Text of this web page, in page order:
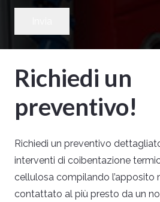
Richiedi un
preventivo!
Richiedi un preventivo
interventi di coibentazione
cellulosa compilando l’apposito
contattato al più presto da un